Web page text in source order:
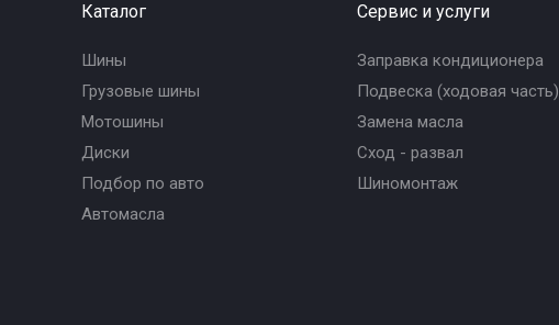
Каталог
Шины
Грузовые шины
Мотошины
Диски
Подбор по авто
Автомасла
Сервис и услуги
Заправка кондиционера
Подвеска (ходовая часть)
Замена масла
Сход - развал
Шиномонтаж